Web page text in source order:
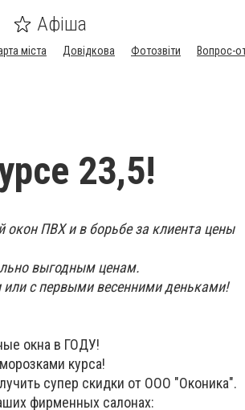
Афіша
міста Довідкова Фотозвіти Вопрос-
23,5!
окон ПВХ и в борьбе за клиента цены
выгодным ценам.
с первыми весенними деньками!
окна в ГОДУ!
курса!
супер скидки от ООО "Оконика".
фирменных салонах: